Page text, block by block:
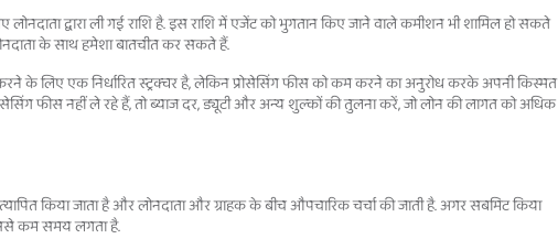
द्वारा ली गई राशि है. इस राशि में एजेंट को भुगतान किए जाने वाले कमीशन भी शामिल हो सकते
के साथ हमेशा बातचीत कर सकते हैं.
के लिए एक निर्धारित स्ट्रक्चर है, लेकिन प्रोसेसिंग फीस को कम करने का अनुरोध करके अपनी किस्मत
फीस नहीं ले रहे हैं, तो ब्याज दर, ड्यूटी और अन्य शुल्कों की तुलना करें, जो लोन की लागत को अधिक
किया जाता है और लोनदाता और ग्राहक के बीच औपचारिक चर्चा की जाती है. अगर सबमिट किया
कम समय लगता है.